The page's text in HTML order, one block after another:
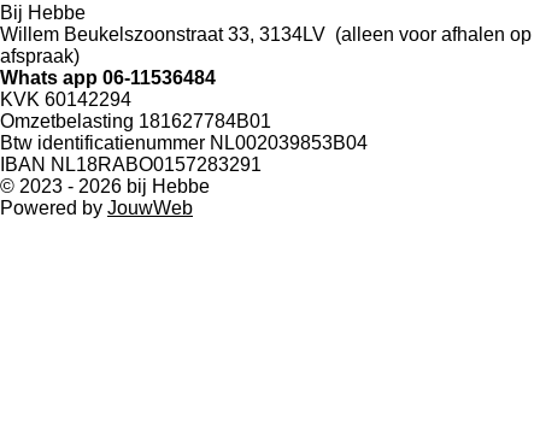
Bij Hebbe
Willem Beukelszoonstraat 33, 3134LV (alleen voor afhalen op
afspraak)
Whats app 06-11536484
KVK 60142294
Omzetbelasting 181627784B01
Btw identificatienummer NL002039853B04
IBAN NL18RABO0157283291
© 2023 - 2026 bij Hebbe
Powered by JouwWeb